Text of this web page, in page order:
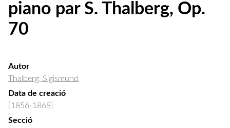
piano par S. Thalberg, Op.
70
Autor
Thalberg, Sigismund
Data de creació
[1856-1868]
Secció